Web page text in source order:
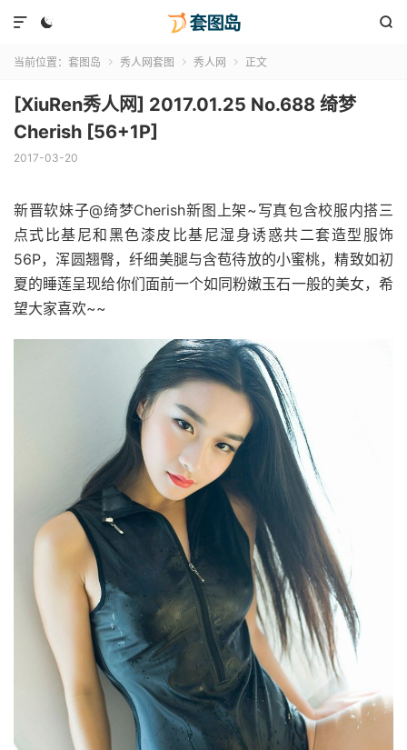
 

当前位置： 套图岛  秀人网套图  秀人网  正文
[XiuRen秀人网] 2017.01.25 No.688 绮梦
Cherish [56+1P]
2017-03-20
新晋软妹子@绮梦Cherish新图上架~写真包含校服内搭三
点式比基尼和黑色漆皮比基尼湿身诱惑共二套造型服饰
56P，浑圆翘臀，纤细美腿与含苞待放的小蜜桃，精致如初
夏的睡莲呈现给你们面前一个如同粉嫩玉石一般的美女，希
望大家喜欢~~